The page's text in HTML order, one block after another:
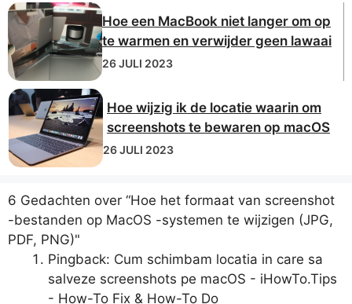
Hoe een MacBook niet langer om op
te warmen en verwijder geen lawaai
26 JULI 2023
Hoe wijzig ik de locatie waarin om
screenshots te bewaren op macOS
26 JULI 2023
6 Gedachten over “Hoe het formaat van screenshot
-bestanden op MacOS -systemen te wijzigen (JPG,
PDF, PNG)"
Pingback: Cum schimbam locatia in care sa
salveze screenshots pe macOS - iHowTo.Tips
- How-To Fix & How-To Do